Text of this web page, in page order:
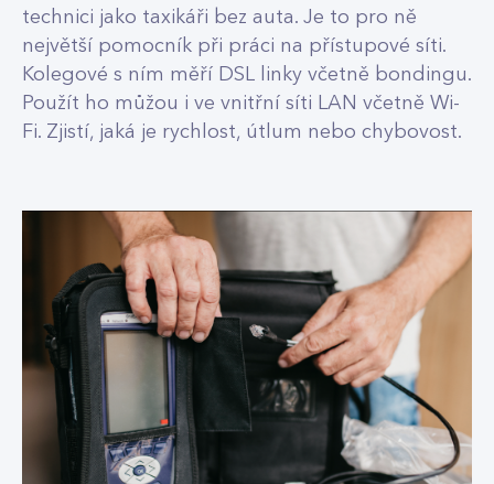
technici jako taxikáři bez auta. Je to pro ně
největší pomocník při práci na přístupové síti.
Kolegové s ním měří DSL linky včetně bondingu.
Použít ho můžou i ve vnitřní síti LAN včetně Wi-
Fi. Zjistí, jaká je rychlost, útlum nebo chybovost.